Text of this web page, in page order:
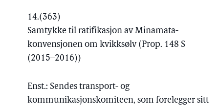
14.(363)
Samtykke til ratifikasjon av Minamata-
konvensjonen om kvikksølv (Prop. 148 S
(2015–2016))
Enst.: Sendes transport- og
kommunikasjonskomiteen, som forelegger sitt